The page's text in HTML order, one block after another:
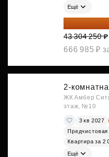
Ещё
29 013 848
43 304 250 ₽
666 985 ₽
2-
ЖК Амбер
этаж, №10
3 кв 2027
Предчистовая
Квартира за 2
Ещё